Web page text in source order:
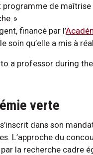
de
»
financé par l’
soin qu’elle a mis à
verte
dans son
L’approche du
la recherche cadre